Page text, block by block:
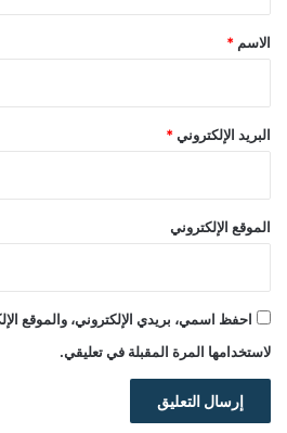
*
الاسم *
البريد الإلكتروني *
الموقع الإلكتروني
احفظ اسمي، بريدي الإلكتروني، والموقع
لاستخدامها المرة المقبلة في تعليقي.